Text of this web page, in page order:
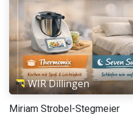
WIR Dillingen
Miriam Strobel-Stegmeier